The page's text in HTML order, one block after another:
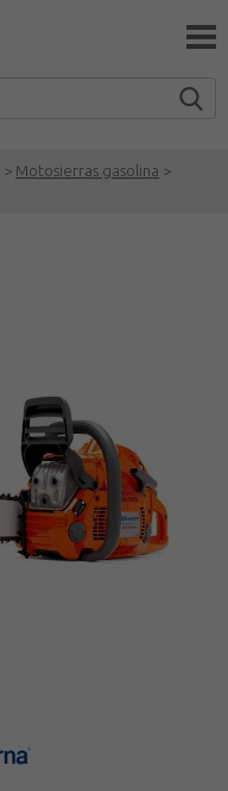
> Motosierras gasolina >